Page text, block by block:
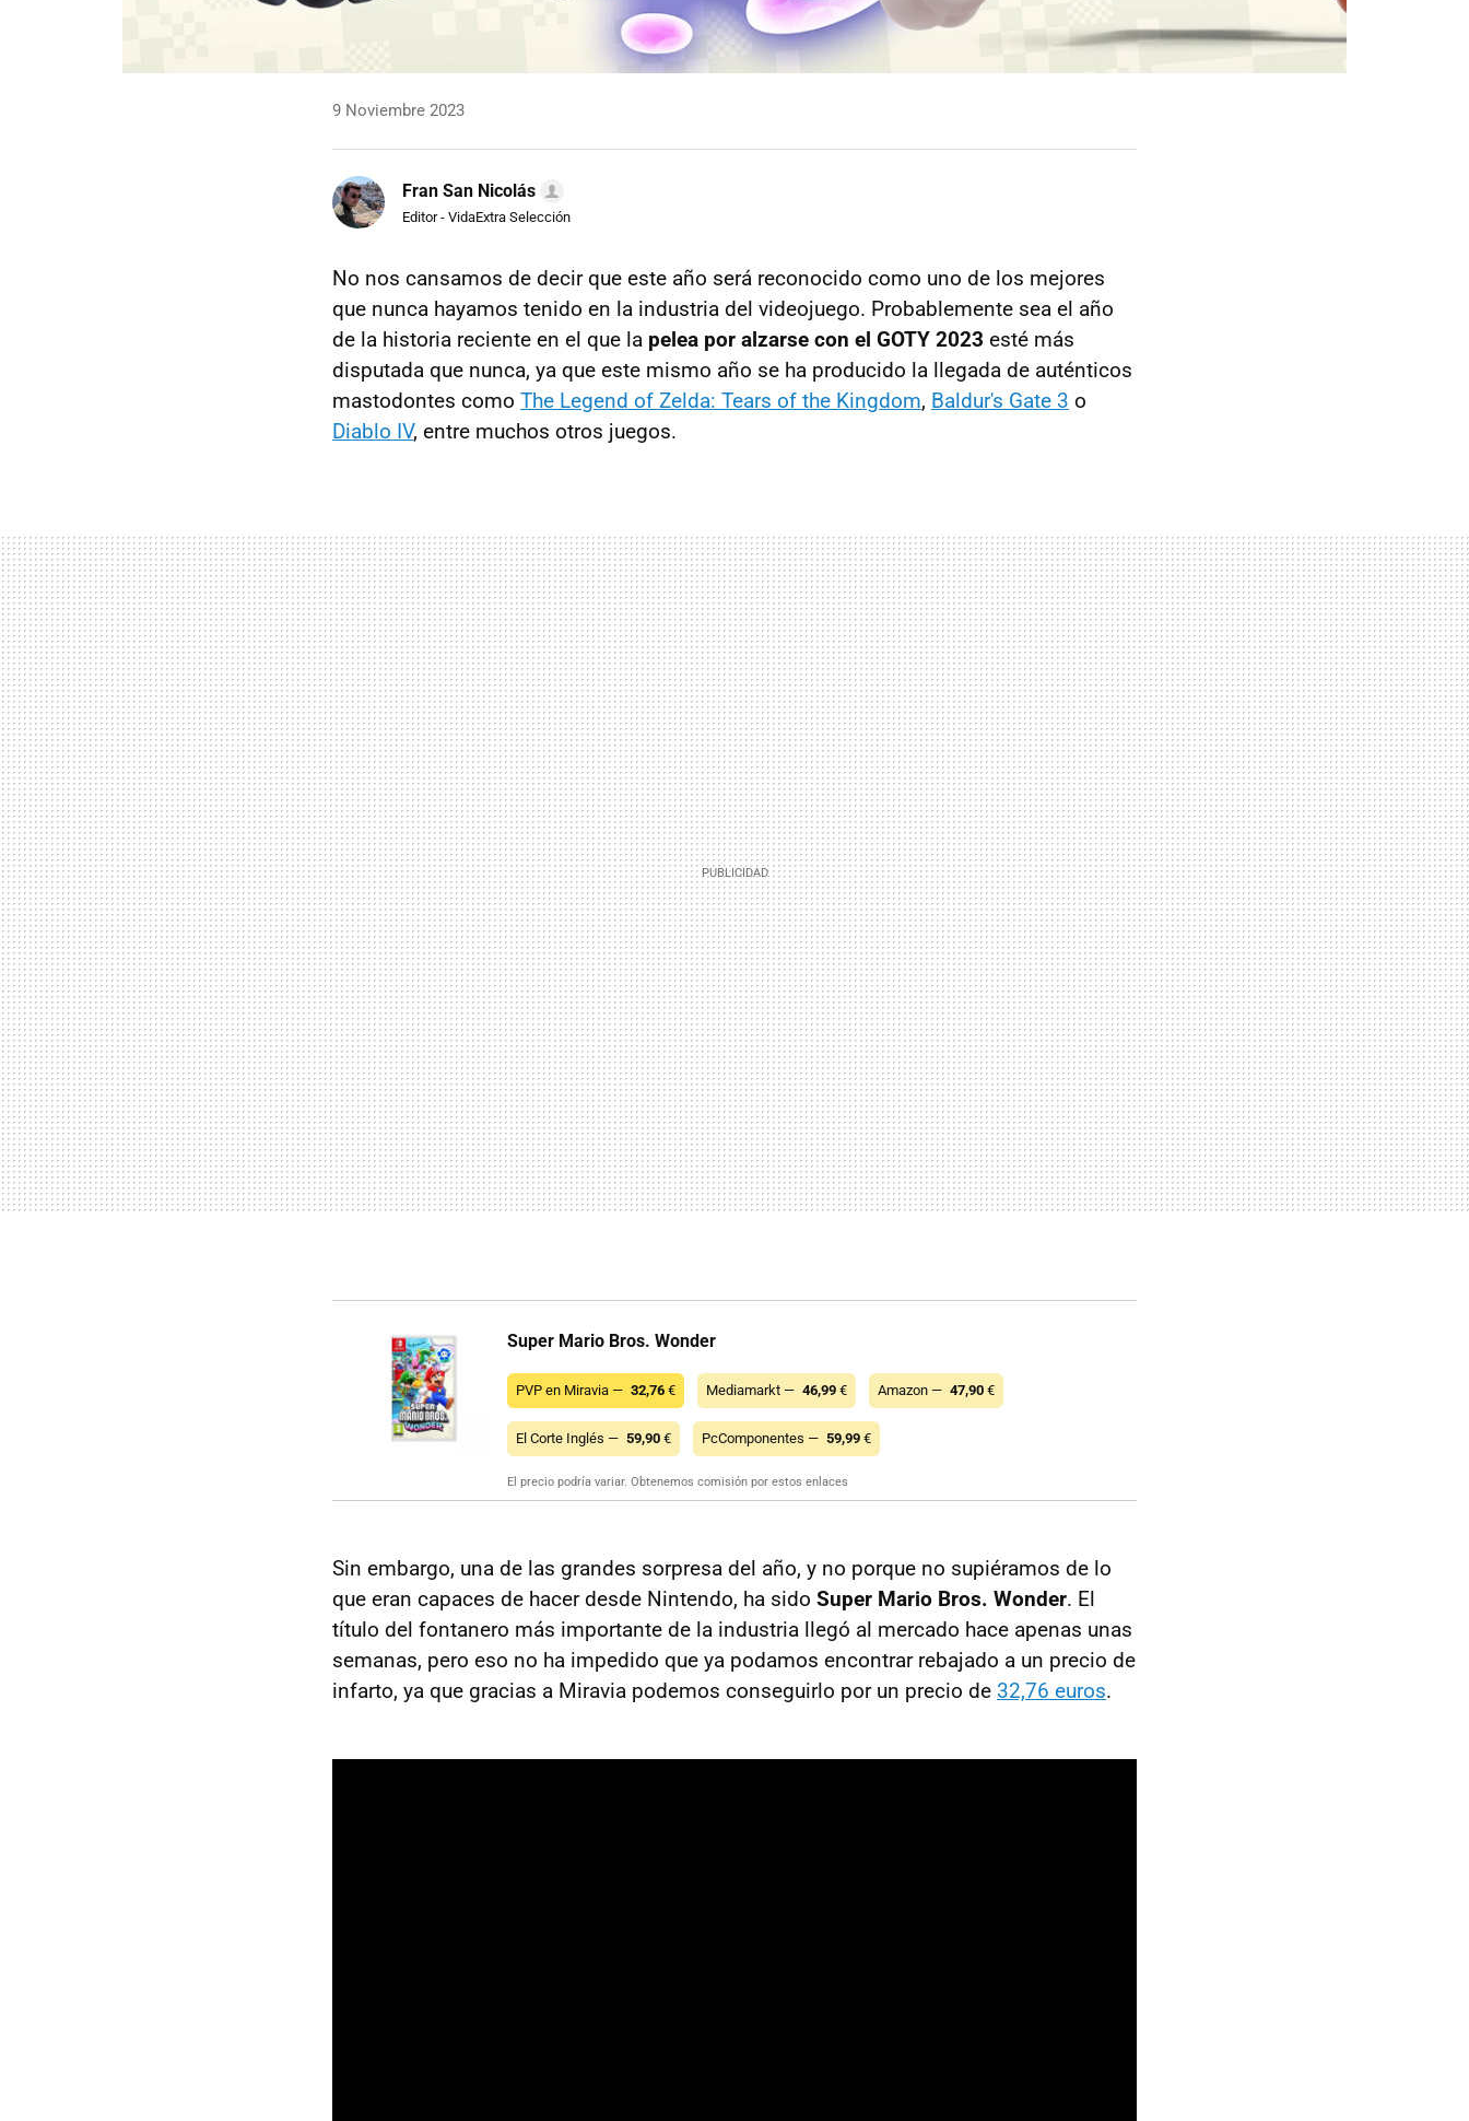
9 Noviembre 2023
Fran San Nicolás
Editor - VidaExtra Selección
No nos cansamos de decir que este año será reconocido como uno de los mejores
que nunca hayamos tenido en la industria del videojuego. Probablemente sea el año
de la historia reciente en el que la pelea por alzarse con el GOTY 2023 esté más
disputada que nunca, ya que este mismo año se ha producido la llegada de auténticos
mastodontes como The Legend of Zelda: Tears of the Kingdom, Baldur's Gate 3 o
Diablo IV, entre muchos otros juegos.
Super Mario Bros. Wonder
PVP en Miravia — 32,76 € Mediamarkt — 46,99 € Amazon — 47,90 €
El Corte Inglés — 59,90 € PcComponentes — 59,99 €
El precio podría variar. Obtenemos comisión por estos enlaces
Sin embargo, una de las grandes sorpresa del año, y no porque no supiéramos de lo
que eran capaces de hacer desde Nintendo, ha sido Super Mario Bros. Wonder. El
título del fontanero más importante de la industria llegó al mercado hace apenas unas
semanas, pero eso no ha impedido que ya podamos encontrar rebajado a un precio de
infarto, ya que gracias a Miravia podemos conseguirlo por un precio de 32,76 euros.